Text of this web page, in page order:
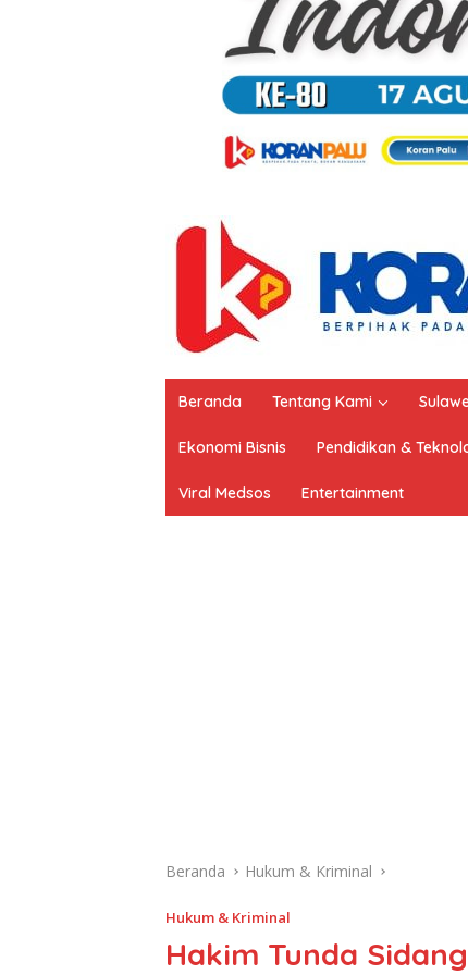
Beranda Tentang Kami
Ekonomi Bisnis Pendidikan &
Viral Medsos Entertainment
Beranda Hukum & Kriminal
Hukum & Kriminal
Hakim Tunda